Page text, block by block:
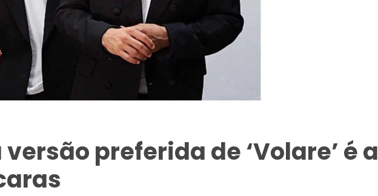
preferida de ‘Volare’ é a